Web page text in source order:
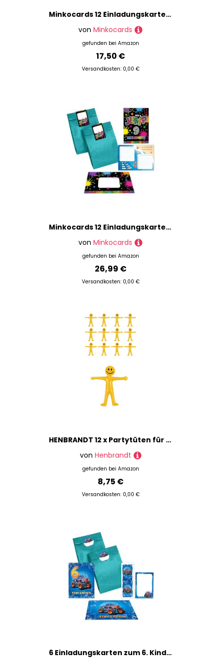
Minkocards 12 Einladungskarten zum 9. Kindergeburtstag Mädchen Wassermelone Einladung neunte Mädchengeburtstag incl. 12 Umschläge, 12 Partytüten/petrol, 12 Aufkleber, 12 Lesezeichen
von Minkocards
gefunden bei Amazon
17,50 €
Versandkosten: 0,00 €
Minkocards 12 Einladungskarten zum 9. Kindergeburtstag Mädchen Jump Trampolin Einladungen neunte Mädchengeburtstag incl. 12 Umschläge, 12 Partytüten/petrol, 12 Aufkleber, 12 Schiffe versenken
von Minkocards
gefunden bei Amazon
26,99 €
Versandkosten: 0,00 €
HENBRANDT 12 x Partytüten für Herren Smiley gelb dehnbar
von Henbrandt
gefunden bei Amazon
8,75 €
Versandkosten: 0,00 €
6 Einladungskarten zum 6. Kindergeburtstag Jungen Auto Monster-Truck Einladungen sechste Geburtstag incl. 6 Umschläge, 6 Partytüten/petrol, 6 Aufkleber, 6 Lesezeichen, 6 Mini-Notizblöcke